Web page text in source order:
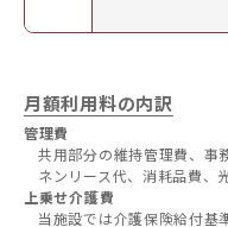
月額利用料の内訳
管理費
共用部分の維持管理費、事
ネンリース代、消耗品費、
上乗せ介護費
当施設では介護保険給付基